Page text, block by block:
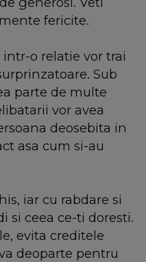
fericite.
o relatie vor trai
Sub
parte de multe
vor avea
deosebita in
asa cum si-au
iar cu rabdare si
si ceea ce-ti doresti.
evita creditele
deoparte pentru